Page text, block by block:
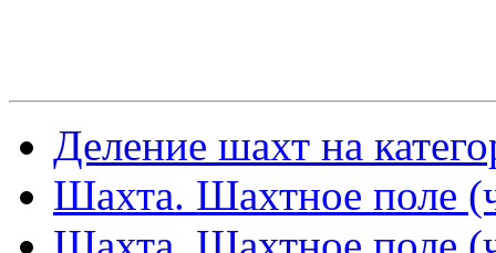
Деление шахт на
Шахта. Шахтное поле